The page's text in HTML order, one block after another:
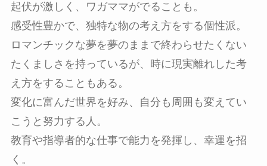
起伏が激しく、ワガママがでることも。
感受性豊かで、独特な物の考え方をする個性派。
ロマンチックな夢を夢のままで終わらせたくない
たくましさを持っているが、時に現実離れした考
え方をすることもある。
変化に富んだ世界を好み、自分も周囲も変えてい
こうと努力する人。
教育や指導者的な仕事で能力を発揮し、幸運を招
く。